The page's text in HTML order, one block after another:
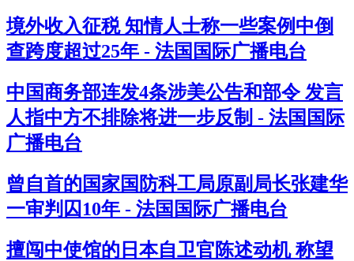
境外收入征税 知情人士称一些案例中倒
查跨度超过25年 - 法国国际广播电台
中国商务部连发4条涉美公告和部令 发言
人指中方不排除将进一步反制 - 法国国际
广播电台
曾自首的国家国防科工局原副局长张建华
一审判囚10年 - 法国国际广播电台
擅闯中使馆的日本自卫官陈述动机 称望